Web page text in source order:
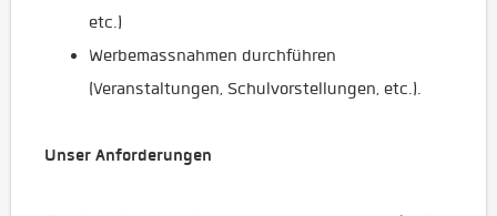
etc.)
Werbemassnahmen durchführen
(Veranstaltungen, Schulvorstellungen, etc.).
Unser Anforderungen